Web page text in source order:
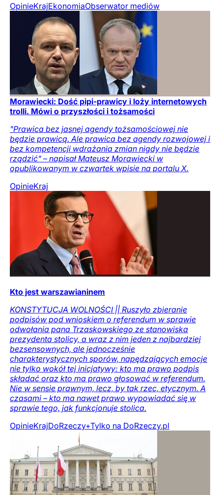
OpinieKrajEkonomiaObserwator mediów
Morawiecki: Dość pipi-prawicy i loży internetowych
trolli. Mówi o przyszłości i tożsamości
"Prawica bez jasnej agendy tożsamościowej nie
będzie prawicą. Ale prawica bez agendy rozwojowej i
bez kompetencji wdrażania zmian nigdy nie będzie
rządzić" – napisał Mateusz Morawiecki w
opublikowanym w czwartek wpisie na portalu X.
OpinieKraj
Kto jest warszawianinem
KONSTYTUCJA WOLNOŚCI || Ruszyło zbieranie
podpisów pod wnioskiem o referendum w sprawie
odwołania pana Trzaskowskiego ze stanowiska
prezydenta stolicy, a wraz z nim jeden z najbardziej
bezsensownych, ale jednocześnie
charakterystycznych sporów, napędzających emocje
nie tylko wokół tej inicjatywy: kto ma prawo podpis
składać oraz kto ma prawo głosować w referendum.
Nie w sensie prawnym, lecz, by tak rzec, etycznym. A
czasami – kto ma nawet prawo wypowiadać się w
sprawie tego, jak funkcjonuje stolica.
OpinieKrajDoRzeczy+Tylko na DoRzeczy.pl